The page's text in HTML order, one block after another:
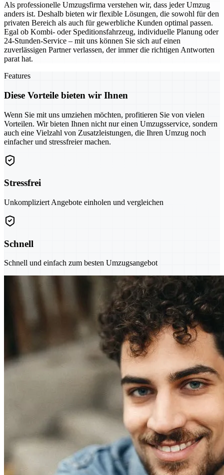
Als professionelle Umzugsfirma verstehen wir, dass jeder Umzug
anders ist. Deshalb bieten wir flexible Lösungen, die sowohl für den
privaten Bereich als auch für gewerbliche Kunden optimal passen.
Egal ob Kombi- oder Speditionsfahrzeug, individuelle Planung oder
24-Stunden-Service – mit uns können Sie sich auf einen
zuverlässigen Partner verlassen, der immer die richtigen Antworten
parat hat.
Features
Diese Vorteile bieten wir Ihnen
Wenn Sie mit uns umziehen möchten, profitieren Sie von vielen
Vorteilen. Wir bieten Ihnen nicht nur einen Umzugsservice, sondern
auch eine Vielzahl von Zusatzleistungen, die Ihren Umzug noch
einfacher und stressfreier machen.
Stressfrei
Unkompliziert Angebote einholen und vergleichen
Schnell
Schnell und einfach zum besten Umzugsangebot